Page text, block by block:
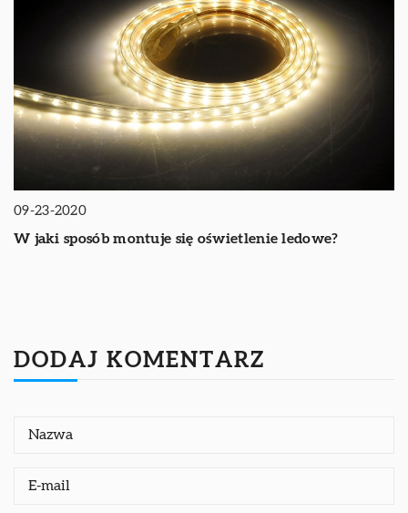
09-23-2020
W jaki sposób montuje się oświetlenie ledowe?
DODAJ KOMENTARZ